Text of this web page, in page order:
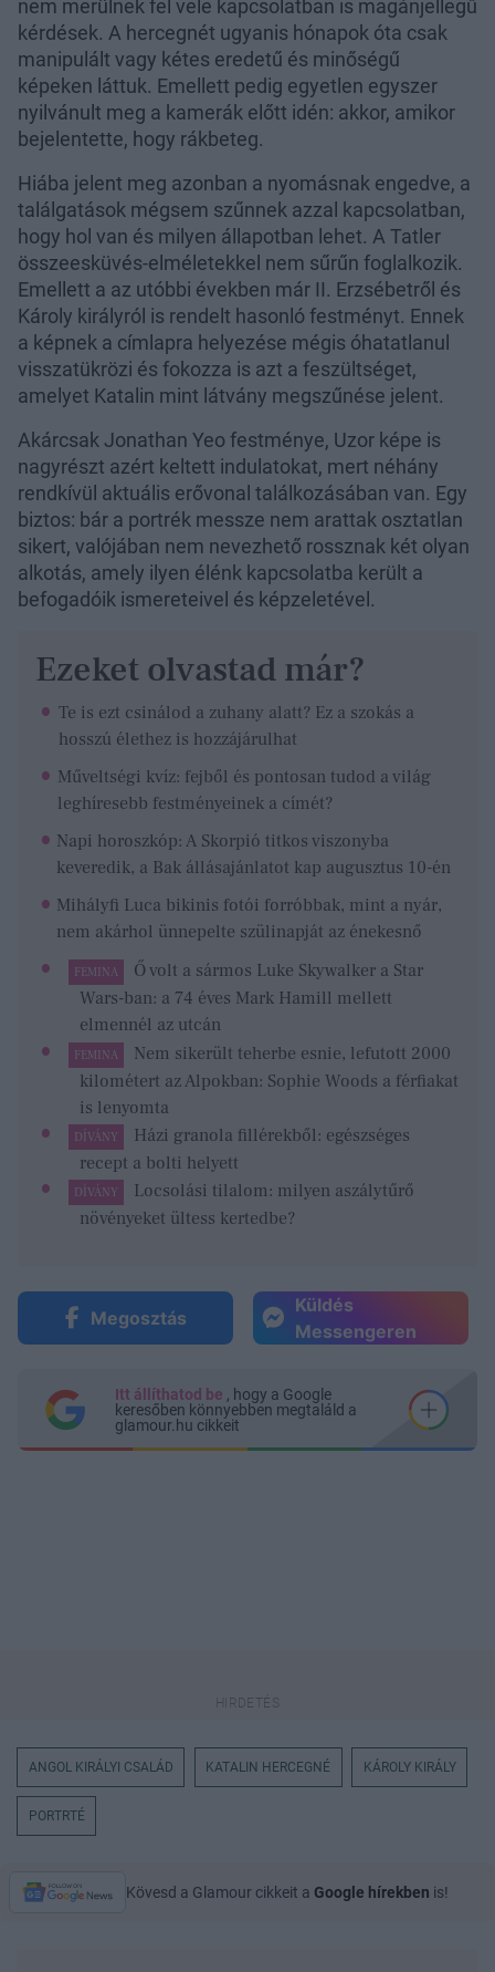
nem merülnek fel vele kapcsolatban is magánjellegű
kérdések. A hercegnét ugyanis hónapok óta csak
manipulált vagy kétes eredetű és minőségű
képeken láttuk. Emellett pedig egyetlen egyszer
nyilvánult meg a kamerák előtt idén: akkor, amikor
bejelentette, hogy rákbeteg.
Hiába jelent meg azonban a nyomásnak engedve, a
találgatások mégsem szűnnek azzal kapcsolatban,
hogy hol van és milyen állapotban lehet. A Tatler
összeesküvés-elméletekkel nem sűrűn foglalkozik.
Emellett a az utóbbi években már II. Erzsébetről és
Károly királyról is rendelt hasonló festményt. Ennek
a képnek a címlapra helyezése mégis óhatatlanul
visszatükrözi és fokozza is azt a feszültséget,
amelyet Katalin mint látvány megszűnése jelent.
Akárcsak Jonathan Yeo festménye, Uzor képe is
nagyrészt azért keltett indulatokat, mert néhány
rendkívül aktuális erővonal találkozásában van. Egy
biztos: bár a portrék messze nem arattak osztatlan
sikert, valójában nem nevezhető rossznak két olyan
alkotás, amely ilyen élénk kapcsolatba került a
befogadóik ismereteivel és képzeletével.
Ezeket olvastad már?
Te is ezt csinálod a zuhany alatt? Ez a szokás a
hosszú élethez is hozzájárulhat
Műveltségi kvíz: fejből és pontosan tudod a világ
leghíresebb festményeinek a címét?
Napi horoszkóp: A Skorpió titkos viszonyba
keveredik, a Bak állásajánlatot kap augusztus 10-én
Mihályfi Luca bikinis fotói forróbbak, mint a nyár,
nem akárhol ünnepelte szülinapját az énekesnő
FEMINA
Ő volt a sármos Luke Skywalker a Star
Wars-ban: a 74 éves Mark Hamill mellett
elmennél az utcán
FEMINA
Nem sikerült teherbe esnie, lefutott 2000
kilométert az Alpokban: Sophie Woods a férfiakat
is lenyomta
DÍVÁNY
Házi granola fillérekből: egészséges
recept a bolti helyett
DÍVÁNY
Locsolási tilalom: milyen aszálytűrő
növényeket ültess kertedbe?
Megosztás
Küldés
Messengeren
Itt állíthatod be , hogy a Google
keresőben könnyebben megtaláld a
glamour.hu cikkeit
ANGOL KIRÁLYI CSALÁD KATALIN HERCEGNÉ KÁROLY KIRÁLY
PORTRTÉ
Kövesd a Glamour cikkeit a Google hírekben is!